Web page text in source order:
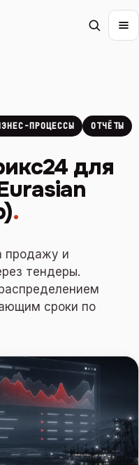
ПРОЦЕССЫ ОТЧЁТЫ
для
.
продажу и
тендеры.
сроки по